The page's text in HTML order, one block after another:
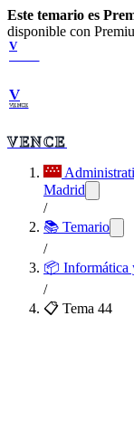
Este temario es
disponible con
V
V
VENCE
VENCE
Madrid
/
📚 Temario
/
📦 Informática
/
📋 Tema 44